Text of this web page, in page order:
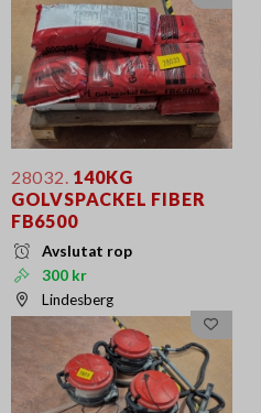
28032. 140KG
GOLVSPACKEL FIBER
FB6500
Avslutat rop
300 kr
Lindesberg